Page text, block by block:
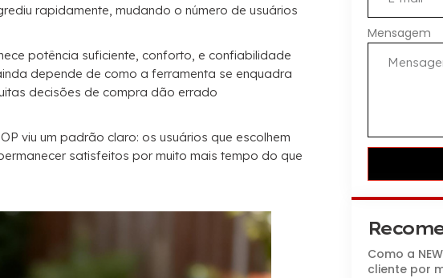
rapidamente, mudando o número de usuários
potência suficiente, conforto, e confiabilidade
depende de como a ferramenta se enquadra
decisões de compra dão errado
viu um padrão claro: os usuários que escolhem
satisfeitos por muito mais tempo do que
Mensagem
Como a
cliente por